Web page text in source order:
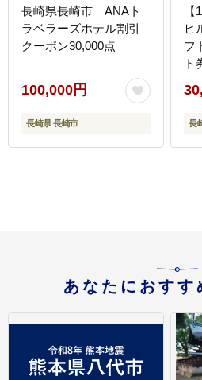
長崎県長崎市 ANAト
ラベラーズホテル割引
クーポン30,000点
100,000円
長崎県 長崎市
ヒ
フ
ト
長
あなたにおすす